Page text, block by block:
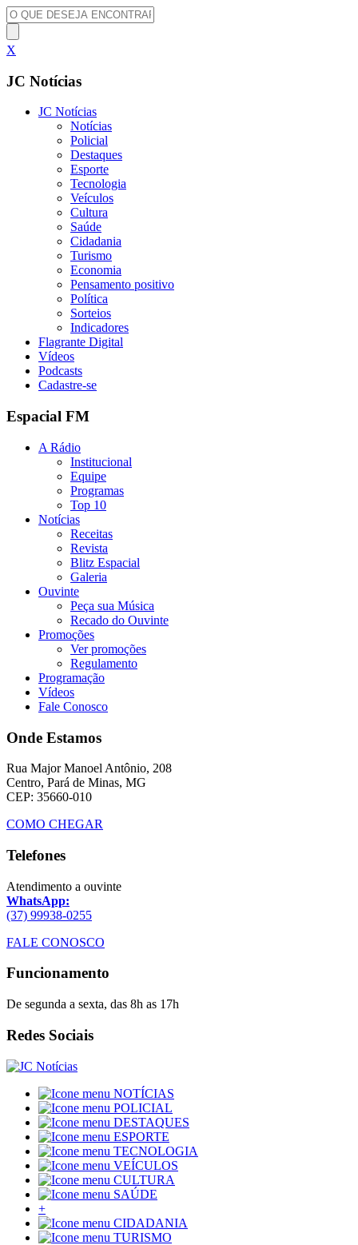
X
JC Notícias
JC Notícias
Notícias
Policial
Destaques
Esporte
Tecnologia
Veículos
Cultura
Saúde
Cidadania
Turismo
Economia
Pensamento positivo
Política
Sorteios
Indicadores
Flagrante Digital
Vídeos
Podcasts
Cadastre-se
Espacial FM
A Rádio
Institucional
Equipe
Programas
Top 10
Notícias
Receitas
Revista
Blitz Espacial
Galeria
Ouvinte
Peça sua Música
Recado do Ouvinte
Promoções
Ver promoções
Regulamento
Programação
Vídeos
Fale Conosco
Onde Estamos
Rua Major Manoel Antônio, 208
Centro, Pará de Minas, MG
CEP: 35660-010
COMO CHEGAR
Telefones
Atendimento a ouvinte
WhatsApp:
(37) 99938-0255
FALE CONOSCO
Funcionamento
De segunda a sexta, das 8h as 17h
Redes Sociais
NOTÍCIAS
POLICIAL
DESTAQUES
ESPORTE
TECNOLOGIA
VEÍCULOS
CULTURA
SAÚDE
+
CIDADANIA
TURISMO